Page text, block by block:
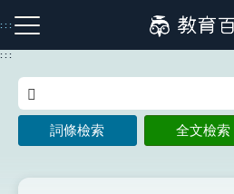
到
主
:::
注音索引圖示 筆畫索引圖示
:::
詞條檢索 全文檢索